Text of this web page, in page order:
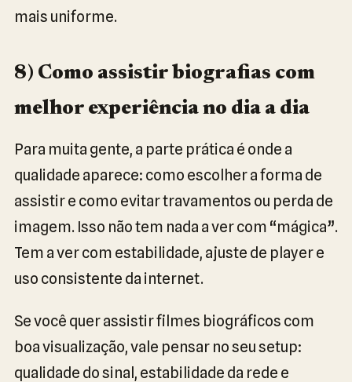
mais uniforme.
8) Como assistir biografias com
melhor experiência no dia a dia
Para muita gente, a parte prática é onde a
qualidade aparece: como escolher a forma de
assistir e como evitar travamentos ou perda de
imagem. Isso não tem nada a ver com “mágica”.
Tem a ver com estabilidade, ajuste de player e
uso consistente da internet.
Se você quer assistir filmes biográficos com
boa visualização, vale pensar no seu setup:
qualidade do sinal, estabilidade da rede e